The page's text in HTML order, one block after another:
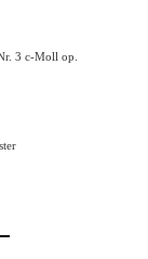
3 c-Moll op.